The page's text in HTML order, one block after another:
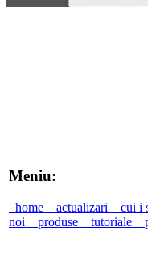
Meniu:
home actualizari cui i
noi
produse tutoriale